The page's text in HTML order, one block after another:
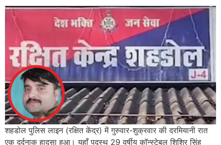
शहडोल पुलिस लाइन (रक्षित केंद्र) में गुरुवार-शुक्रवार की दरमियानी रात
एक दर्दनाक हादसा हुआ। यहाँ पदस्थ 29 वर्षीय कॉन्स्टेबल शिशिर सिंह